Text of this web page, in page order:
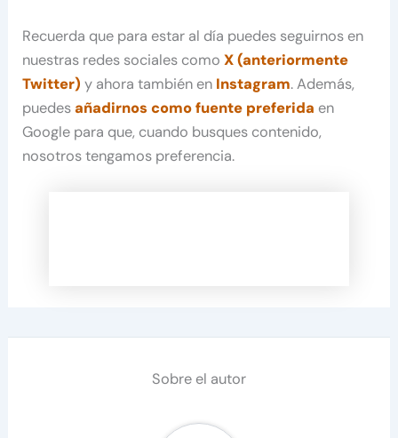
Recuerda que para estar al día puedes seguirnos en
nuestras redes sociales comoX (anteriormente
Twitter) y ahora también en Instagram. Además,
puedesañadirnos como fuente preferida en
Google para que, cuando busques contenido,
nosotros tengamos preferencia.
Sobre el autor